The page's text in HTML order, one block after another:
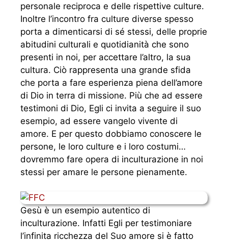
personale reciproca e delle rispettive culture.
Inoltre l’incontro fra culture diverse spesso
porta a dimenticarsi di sé stessi, delle proprie
abitudini culturali e quotidianità che sono
presenti in noi, per accettare l’altro, la sua
cultura. Ciò rappresenta una grande sfida
che porta a fare esperienza piena dell’amore
di Dio in terra di missione. Più che ad essere
testimoni di Dio, Egli ci invita a seguire il suo
esempio, ad essere vangelo vivente di
amore. E per questo dobbiamo conoscere le
persone, le loro culture e i loro costumi…
dovremmo fare opera di inculturazione in noi
stessi per amare le persone pienamente.
Gesù è un esempio autentico di
inculturazione. Infatti Egli per testimoniare
l’infinita ricchezza del Suo amore si è fatto